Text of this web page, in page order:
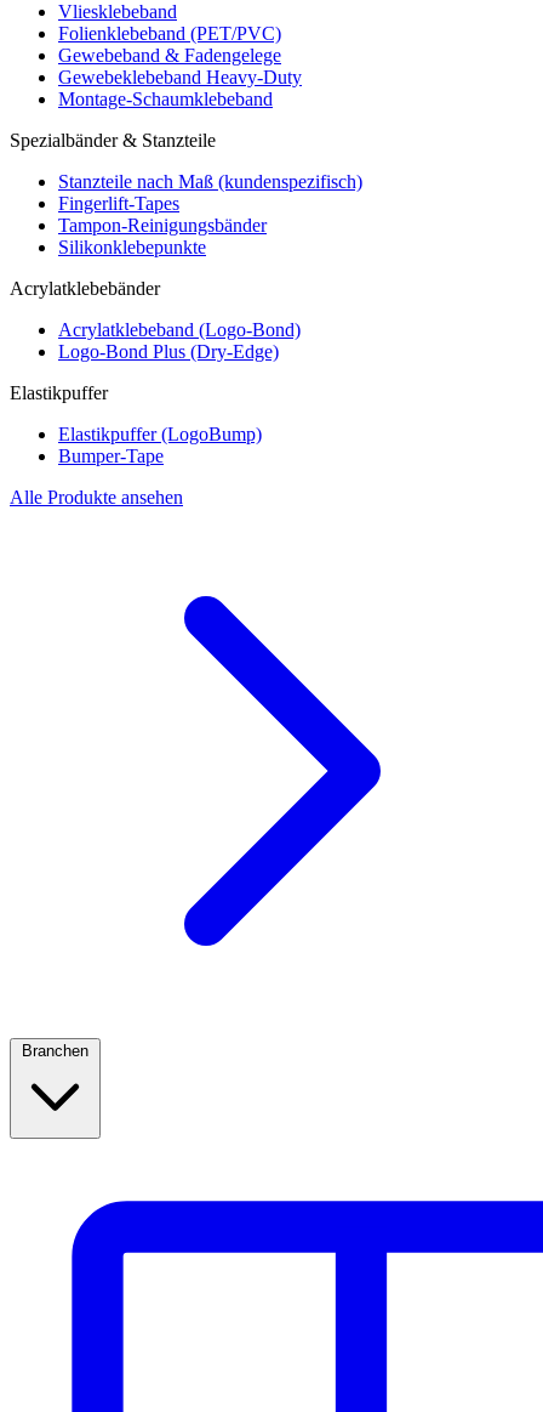
Vliesklebeband
Folienklebeband (PET/PVC)
Gewebeband & Fadengelege
Gewebeklebeband Heavy-Duty
Montage-Schaumklebeband
Spezialbänder & Stanzteile
Stanzteile nach Maß (kundenspezifisch)
Fingerlift-Tapes
Tampon-Reinigungsbänder
Silikonklebepunkte
Acrylatklebebänder
Acrylatklebeband (Logo-Bond)
Logo-Bond Plus (Dry-Edge)
Elastikpuffer
Elastikpuffer (LogoBump)
Bumper-Tape
Alle Produkte ansehen